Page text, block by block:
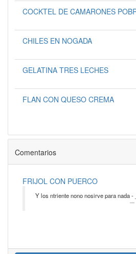
COCKTEL DE CAMARONES
CHILES EN NOGADA
GELATINA TRES LECHES
FLAN CON QUESO CREMA
Comentarios
FRIJOL CON PUERCO
Y los ntriente nono nosirve para nada -